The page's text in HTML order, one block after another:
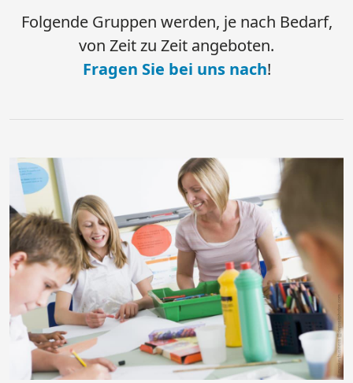
Folgende Gruppen werden, je nach Bedarf,
von Zeit zu Zeit angeboten.
Fragen Sie bei uns nach!